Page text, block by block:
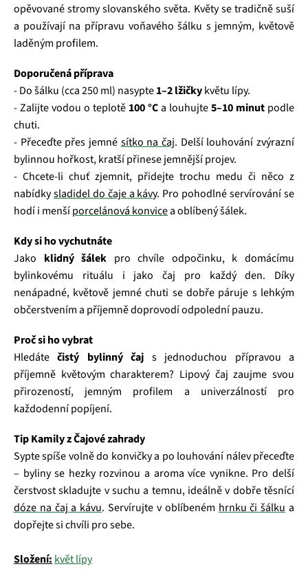
opěvované stromy slovanského světa. Květy se tradičně suší
a používají na přípravu voňavého šálku s jemným, květově
laděným profilem.
Doporučená příprava
- Do šálku (cca 250 ml) nasypte1–2 lžičkykvětu lípy.
- Zalijte vodou o teplotě 100 °Ca louhujte5–10 minut podle
chuti.
- Přeceďte přes jemné sítko na čaj. Delší louhování zvýrazní
bylinnou hořkost, kratší přinese jemnější projev.
- Chcete-li chuť zjemnit, přidejte trochu medu či něco z
nabídkysladidel do čaje a kávy. Pro pohodlné servírování se
hodí i menšíporcelánová konvicea oblíbený šálek.
Kdy si ho vychutnáte
Jako klidný šálek pro chvíle odpočinku, k domácímu
bylinkovému rituálu i jako čaj pro každý den. Díky
nenápadné, květově jemné chuti se dobře páruje s lehkým
občerstvením a příjemně doprovodí odpolední pauzu.
Proč si ho vybrat
Hledátečistý bylinný čaj s jednoduchou přípravou a
příjemně květovým charakterem? Lipový čaj zaujme svou
přirozeností, jemným profilem a univerzálností pro
každodenní popíjení.
Tip Kamily z Čajové zahrady
Sypte spíše volně do konvičky a po louhování nálev přeceďte
– byliny se hezky rozvinou a aroma více vynikne. Pro delší
čerstvost skladujte v suchu a temnu, ideálně v dobře těsnící
dóze na čaj a kávu. Servírujte v oblíbeném hrnku či šálku a
dopřejte si chvíli pro sebe.
Složení: květ lípy